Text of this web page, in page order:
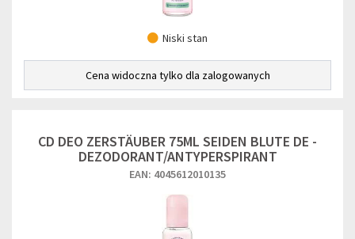
Niski stan
Cena widoczna tylko dla zalogowanych
CD DEO ZERSTÄUBER 75ML SEIDEN BLUTE DE -
DEZODORANT/ANTYPERSPIRANT
EAN: 4045612010135